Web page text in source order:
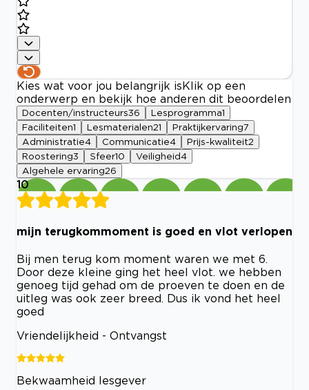
Kies wat voor jou belangrijk is Klik op een
onderwerp en bekijk hoe anderen dit beoordelen
Docenten/instructeurs36 Lesprogramma1
Faciliteiten1 Lesmaterialen21 Praktijkervaring7
Administratie4 Communicatie4 Prijs-kwaliteit2
Roostering3 Sfeer10 Veiligheid4
Algehele ervaring26
10
mijn terugkommoment is goed en vlot verlopen
Bij men terug kom moment waren we met 6.
Door deze kleine ging het heel vlot. we hebben
genoeg tijd gehad om de proeven te doen en de
uitleg was ook zeer breed. Dus ik vond het heel
goed
Vriendelijkheid - Ontvangst
Bekwaamheid lesgever